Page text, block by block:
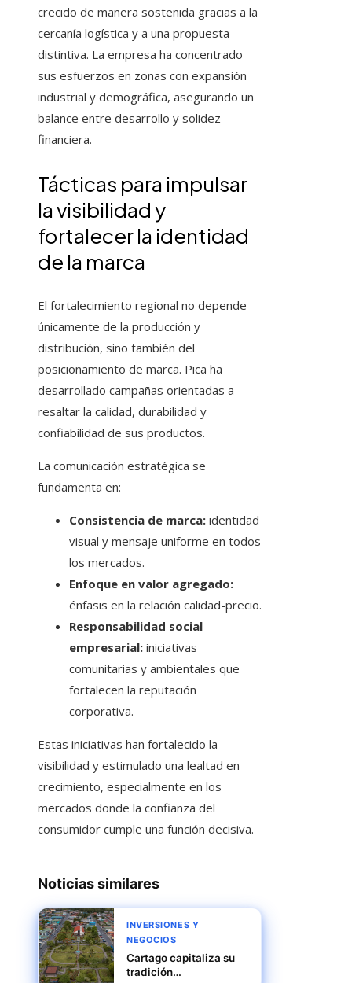
crecido de manera sostenida gracias a la
cercanía logística y a una propuesta
distintiva. La empresa ha concentrado
sus esfuerzos en zonas con expansión
industrial y demográfica, asegurando un
balance entre desarrollo y solidez
financiera.
Tácticas para impulsar
la visibilidad y
fortalecer la identidad
de la marca
El fortalecimiento regional no depende
únicamente de la producción y
distribución, sino también del
posicionamiento de marca. Pica ha
desarrollado campañas orientadas a
resaltar la calidad, durabilidad y
confiabilidad de sus productos.
La comunicación estratégica se
fundamenta en:
Consistencia de marca: identidad
visual y mensaje uniforme en todos
los mercados.
Enfoque en valor agregado:
énfasis en la relación calidad-precio.
Responsabilidad social
empresarial: iniciativas
comunitarias y ambientales que
fortalecen la reputación
corporativa.
Estas iniciativas han fortalecido la
visibilidad y estimulado una lealtad en
crecimiento, especialmente en los
mercados donde la confianza del
consumidor cumple una función decisiva.
Noticias similares
INVERSIONES Y
NEGOCIOS
Cartago capitaliza su
tradición